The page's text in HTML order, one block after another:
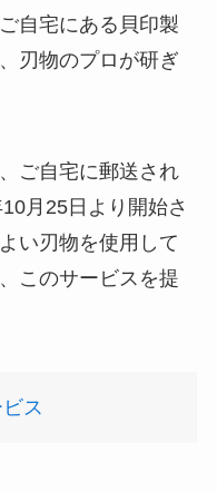
自宅にある貝印製
刃物のプロが研ぎ
ご自宅に郵送され
月25日より開始さ
い刃物を使用して
このサービスを提
ス